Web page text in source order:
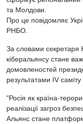
та Молдови.
Про це повідомляє
РНБО.
За словами секретаря
кіберальянсу стане
домовленостей
результатами IV
"Росія як країна-
реалізації загроз
Альянс стане